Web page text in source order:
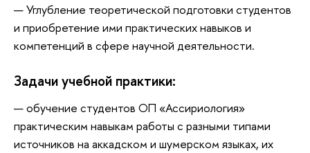
Углубление теоретической подготовки студентов
и приобретение ими практических навыков и
компетенций в сфере научной деятельности.
Задачи учебной практики:
обучение студентов ОП «Ассириология»
практическим навыкам работы с разными типами
источников на аккадском и шумерском языках, их